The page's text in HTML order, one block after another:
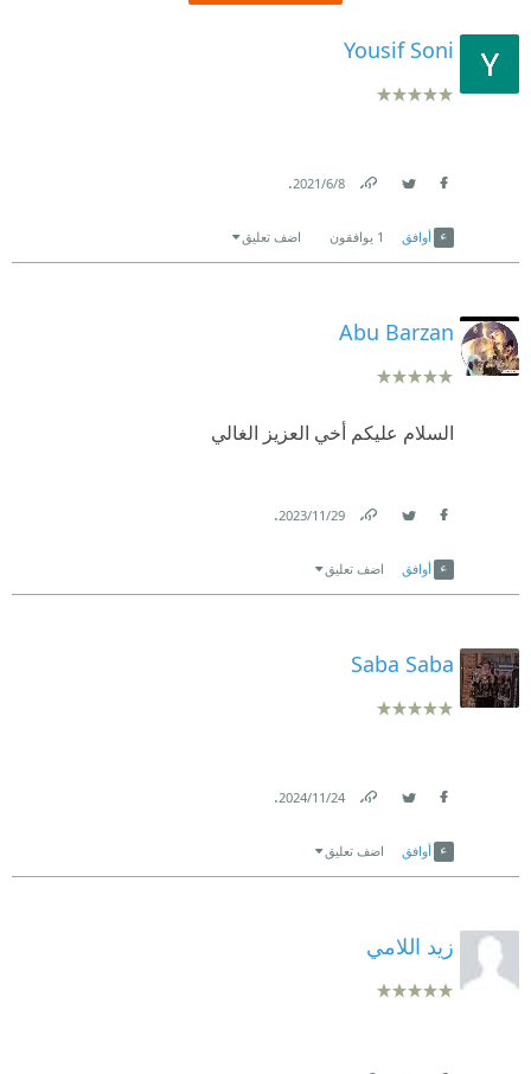
Yousif Soni
8‏/6‏/2021
.
أوافق 1 يوافقون اضف تعليق
Abu Barzan
السلام عليكم أخي العزيز الغالي
29‏/11‏/2023
.
أوافق اضف تعليق
Saba Saba
24‏/11‏/2024
.
أوافق اضف تعليق
زيد اللامي